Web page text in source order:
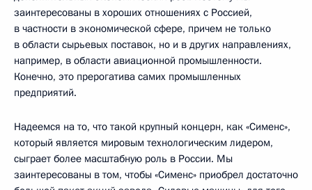
заинтересованы в хороших отношениях с Россией,
в частности в экономической сфере, причем не только
в области сырьевых поставок, но и в других направлениях,
например, в области авиационной промышленности.
Конечно, это прерогатива самих промышленных
предприятий.
Надеемся на то, что такой крупный концерн, как «Сименс»,
который является мировым технологическим лидером,
сыграет более масштабную роль в России. Мы
заинтересованы в том, чтобы «Сименс» приобрел достаточно